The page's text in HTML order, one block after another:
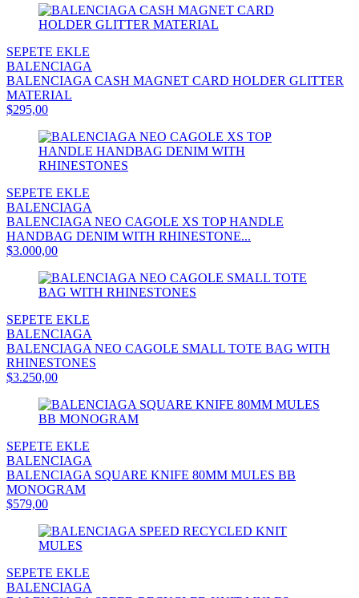
SEPETE EKLE
BALENCIAGA
BALENCIAGA CASH MAGNET CARD HOLDER GLITTER
MATERIAL
$295,00
SEPETE EKLE
BALENCIAGA
BALENCIAGA NEO CAGOLE XS TOP HANDLE
HANDBAG DENIM WITH RHINESTONE...
$3.000,00
SEPETE EKLE
BALENCIAGA
BALENCIAGA NEO CAGOLE SMALL TOTE BAG WITH
RHINESTONES
$3.250,00
SEPETE EKLE
BALENCIAGA
BALENCIAGA SQUARE KNIFE 80MM MULES BB
MONOGRAM
$579,00
SEPETE EKLE
BALENCIAGA